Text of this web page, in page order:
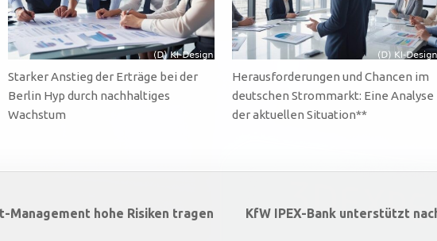
Starker Anstieg der Erträge bei der
Berlin Hyp durch nachhaltiges
Wachstum
Herausforderungen und Chancen im
deutschen Strommarkt: Eine Analyse
der aktuellen Situation**
KfW IPEX-Bank unterstützt
Management hohe Risiken tragen